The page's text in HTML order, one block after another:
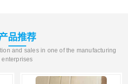
品推荐
and sales in one of the manufacturing
enterprises